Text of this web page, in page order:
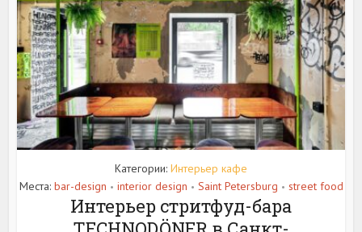
Категории: Интерьер кафе
Места: bar-design • interior design • Saint Petersburg • street food
Интерьер стритфуд-бара